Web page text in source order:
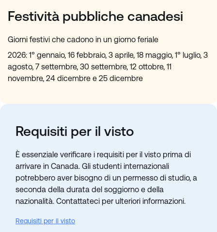
Festività pubbliche canadesi
Giorni festivi che cadono in un giorno feriale
2026: 1° gennaio, 16 febbraio, 3 aprile, 18 maggio, 1° luglio, 3
agosto, 7 settembre, 30 settembre, 12 ottobre, 11
novembre, 24 dicembre e 25 dicembre
Requisiti per il visto
È essenziale verificare i requisiti per il visto prima di
arrivare in Canada. Gli studenti internazionali
potrebbero aver bisogno di un permesso di studio, a
seconda della durata del soggiorno e della
nazionalità. Contattateci per ulteriori informazioni.
Requisiti per il visto